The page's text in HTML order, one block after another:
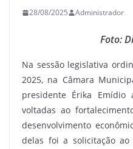
28/08/2025 Administrador
Foto:
Na sessão legislativa
2025, na Câmara
presidente Érika Emídio
voltadas ao
desenvolvimento
delas foi a solicitação